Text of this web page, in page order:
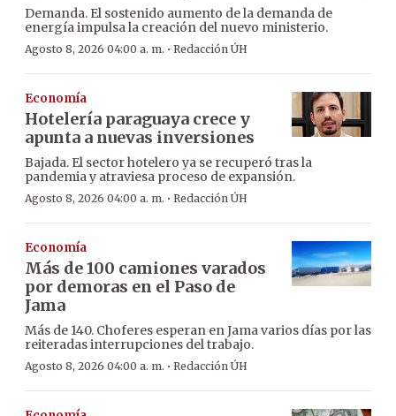
Demanda. El sostenido aumento de la demanda de
energía impulsa la creación del nuevo ministerio.
Agosto 8, 2026 04:00 a. m. · Redacción ÚH
Economía
Hotelería paraguaya crece y
apunta a nuevas inversiones
Bajada. El sector hotelero ya se recuperó tras la
pandemia y atraviesa proceso de expansión.
Agosto 8, 2026 04:00 a. m. · Redacción ÚH
Economía
Más de 100 camiones varados
por demoras en el Paso de
Jama
Más de 140. Choferes esperan en Jama varios días por las
reiteradas interrupciones del trabajo.
Agosto 8, 2026 04:00 a. m. · Redacción ÚH